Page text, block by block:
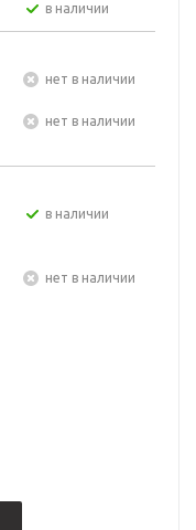
в наличии
Нет в наличии
Нет в наличии
в наличии
Нет в наличии